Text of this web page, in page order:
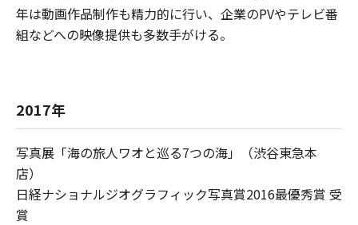
年は動画作品制作も精力的に行い、企業のPVやテレビ番
組などへの映像提供も多数手がける。
2017年
写真展「海の旅人ワオと巡る7つの海」（渋谷東急本
店）
日経ナショナルジオグラフィック写真賞2016最優秀賞 受
賞